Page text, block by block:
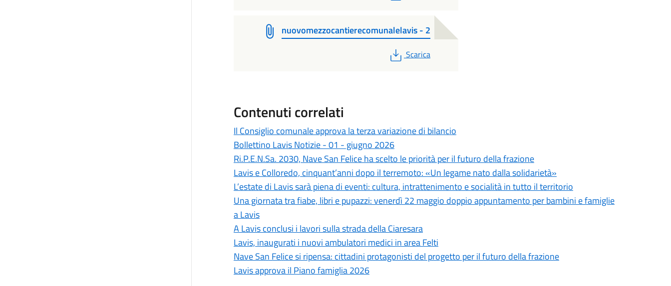
nuovomezzocantierecomunalelavis - 2
PDF
Scarica
Contenuti correlati
Il Consiglio comunale approva la terza variazione di bilancio
Bollettino Lavis Notizie - 01 - giugno 2026
Ri.P.E.N.Sa. 2030, Nave San Felice ha scelto le priorità per il futuro della frazione
Lavis e Colloredo, cinquant’anni dopo il terremoto: «Un legame nato dalla solidarietà»
L’estate di Lavis sarà piena di eventi: cultura, intrattenimento e socialità in tutto il territorio
Una giornata tra fiabe, libri e pupazzi: venerdì 22 maggio doppio appuntamento per bambini e famiglie
a Lavis
A Lavis conclusi i lavori sulla strada della Ciaresara
Lavis, inaugurati i nuovi ambulatori medici in area Felti
Nave San Felice si ripensa: cittadini protagonisti del progetto per il futuro della frazione
Lavis approva il Piano famiglia 2026